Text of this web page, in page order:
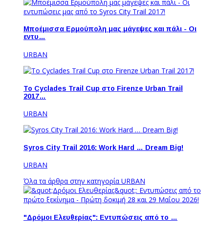
Μποέμισσα Ερμούπολη μας μάγεψες και πάλι - Οι
εντυ…
URBAN
Το Cyclades Trail Cup στο Firenze Urban Trail
2017…
URBAN
Syros City Trail 2016: Work Hard … Dream Big!
URBAN
Όλα τα άρθρα στην κατηγορία URBAN
"Δρόμοι Ελευθερίας": Εντυπώσεις από το …